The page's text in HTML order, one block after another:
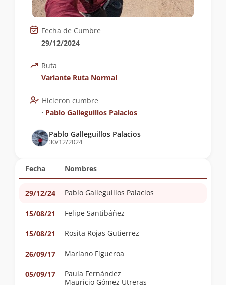
Fecha Nombres
29/12/24 Pablo Galleguillos Palacios
15/08/21 Felipe Santibáñez
15/08/21 Rosita Rojas Gutierrez
26/09/17 Mariano Figueroa
05/09/17
Paula Fernández
Mauricio Gómez Utreras
Fecha de Cumbre
29/12/2024
Ruta
Variante Ruta Normal
Hicieron cumbre
∙ Pablo Galleguillos Palacios
Pablo Galleguillos Palacios
30/12/2024